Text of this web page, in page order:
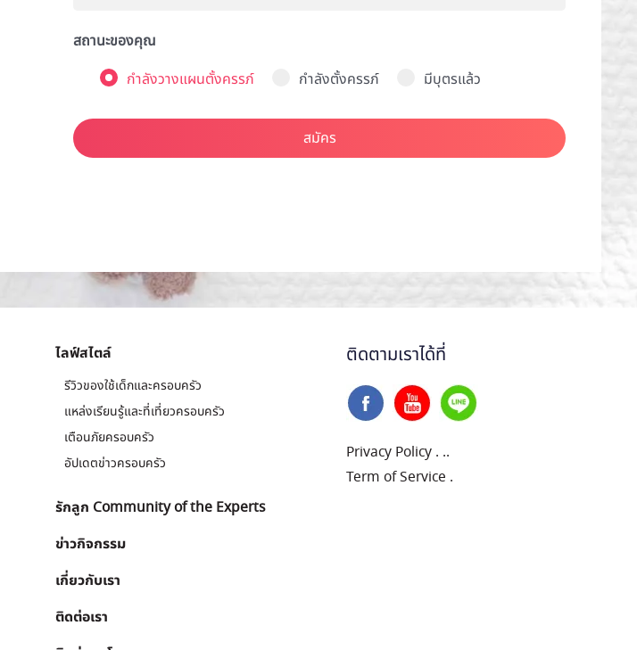
สถานะของคุณ
กำลังวางแผนตั้งครรภ์
กำลังตั้งครรภ์ มีบุตรแล้ว
สมัคร
ไลฟ์สไตล์
รีวิวของใช้เด็กและครอบครัว
แหล่งเรียนรู้และที่เที่ยวครอบครัว
เตือนภัยครอบครัว
อัปเดตข่าวครอบครัว
รักลูก Community of the Experts
ข่าวกิจกรรม
เกี่ยวกับเรา
ติดต่อเรา
ติดตามเราได้ที่
Privacy Policy . ..
Term of Service .